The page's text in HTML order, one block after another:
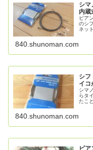
シマ
内蔵
ビア
のシ
ネッ
のた
840.shunoman.com
シフ
イコ
シマ
らタ
たこ
840.shunoman.com
ビ